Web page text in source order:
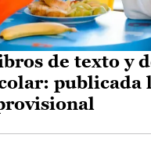
de texto y
publicada